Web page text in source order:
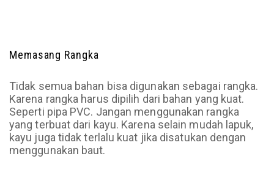
Memasang Rangka
Tidak semua bahan bisa digunakan sebagai rangka.
Karena rangka harus dipilih dari bahan yang kuat.
Seperti pipa PVC. Jangan menggunakan rangka
yang terbuat dari kayu. Karena selain mudah lapuk,
kayu juga tidak terlalu kuat jika disatukan dengan
menggunakan baut.